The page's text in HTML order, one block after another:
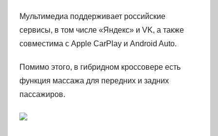
Мультимедиа поддерживает российские
сервисы, в том числе «Яндекс» и VK, а также
совместима с Apple CarPlay и Android Auto.
Помимо этого, в гибридном кроссовере есть
функция массажа для передних и задних
пассажиров.